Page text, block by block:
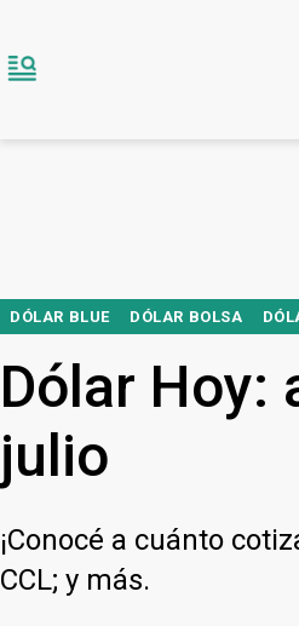
DÓLAR BLUE DÓLAR BOLSA
Dólar Hoy:
julio
¡Conocé a cuánto
CCL; y más.